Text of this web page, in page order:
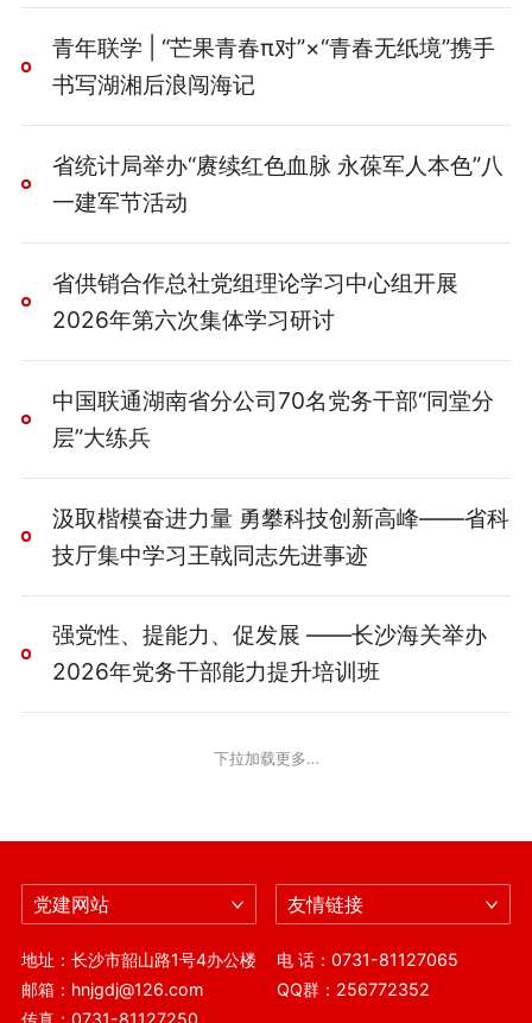
青年联学 | “芒果青春π对”×“青春无纸境”携手
书写湖湘后浪闯海记
省统计局举办“赓续红色血脉 永葆军人本色”八
一建军节活动
省供销合作总社党组理论学习中心组开展
2026年第六次集体学习研讨
中国联通湖南省分公司70名党务干部“同堂分
层”大练兵
汲取楷模奋进力量 勇攀科技创新高峰——省科
技厅集中学习王戟同志先进事迹
强党性、提能力、促发展 ——长沙海关举办
2026年党务干部能力提升培训班
下拉加载更多…
党建网站 友情链接
地址：长沙市韶山路1号4办公楼
电 话：0731-81127065
邮箱：hnjgdj@126.com
QQ群：256772352
传真：0731-81127250